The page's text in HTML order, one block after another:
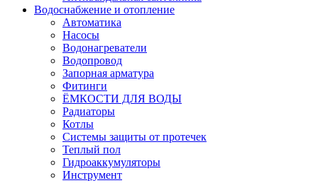
Водоснабжение и отопление
Автоматика
Насосы
Водонагреватели
Водопровод
Запорная арматура
Фитинги
ЁМКОСТИ ДЛЯ ВОДЫ
Радиаторы
Котлы
Системы защиты от протечек
Теплый пол
Гидроаккумуляторы
Инструмент